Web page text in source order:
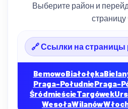
Выберите район и
страницу
🔗 Ссылки на страницы
BemowoBiałołęka
Praga-PołudniePraga-
ŚródmieścieTargówek
WesołaWilanów